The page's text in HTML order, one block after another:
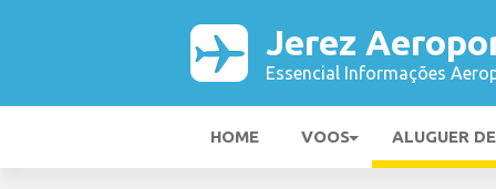
Jerez
Essencial Informações
HOME VOOS ALUGUER